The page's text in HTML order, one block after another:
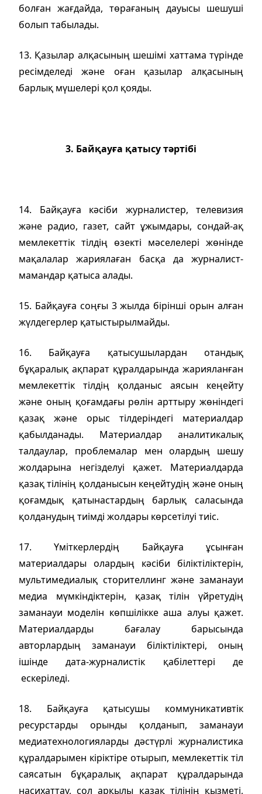
болған жағдайда, төрағаның дауысы шешуші
болып табылады.
13. Қазылар алқасының шешімі хаттама түрінде
ресімделеді және оған қазылар алқасының
барлық мүшелері қол қояды.
3. Байқауға қатысу тәртібі
14.
Байқауға кәсіби журналистер, телевизия
және радио, газет, сайт ұжымдары, сондай-ақ
мемлекеттік тілдің өзекті мәселелері жөнінде
мақалалар жариялаған басқа да журналист-
мамандар қатыса алады.
15. Байқауға соңғы 3 жылда бірінші орын алған
жүлдегерлер қатыстырылмайды.
16. Байқауға қатысушылардан отандық
бұқаралық ақпарат құралдарында жарияланған
мемлекеттік тілдің қолданыс аясын кеңейту
және оның қоғамдағы рөлін арттыру жөніндегі
қазақ және орыс тілдеріндегі материалдар
қабылданады. Материалдар аналитикалық
талдаулар, проблемалар мен олардың шешу
жолдарына негізделуі қажет. Материалдарда
қазақ тілінің қолданысын кеңейтудің және оның
қоғамдық қатынастардың барлық саласында
қолданудың тиімді жолдары көрсетілуі тиіс.
17. Үміткерлердің Байқауға ұсынған
материалдары олардың кәсіби біліктіліктерін,
мультимедиалық сторителлинг және заманауи
медиа мүмкіндіктерін, қазақ тілін үйретудің
заманауи моделін көпшілікке аша алуы қажет.
Материалдарды бағалау барысында
авторлардың заманауи біліктіліктері, оның
ішінде дата-журналистік қабілеттері де
ескеріледі.
18. Байқауға қатысушы коммуникативтік
ресурстарды орынды қолданып, заманауи
медиатехнологияларды дәстүрлі журналистика
құралдарымен кіріктіре отырып, мемлекеттік тіл
саясатын бұқаралық ақпарат құралдарында
насихаттау, сол арқылы қазақ тілінің қызметі,